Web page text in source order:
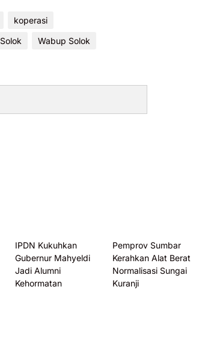
koperasi
Solok Wabup Solok
IPDN Kukuhkan
Gubernur Mahyeldi
Jadi Alumni
Kehormatan
Pemprov Sumbar
Kerahkan Alat Berat
Normalisasi Sungai
Kuranji